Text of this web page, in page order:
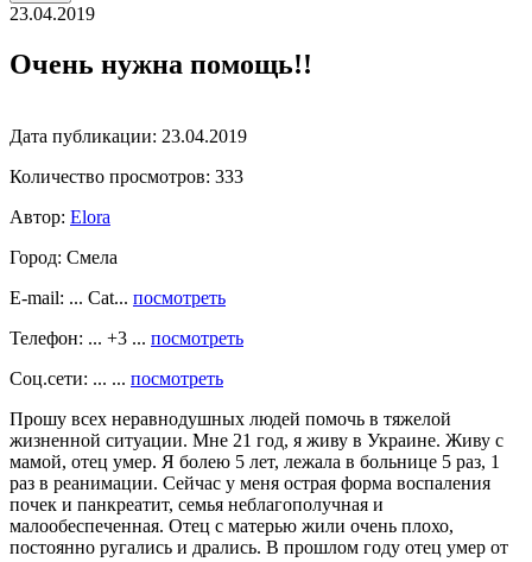
23.04.2019
Очень нужна помощь!!
Дата публикации: 23.04.2019
Количество просмотров: 333
Автор: Elora
Город: Смела
E-mail: ... Cat... посмотреть
Телефон: ... +3 ... посмотреть
Соц.сети: ... ... посмотреть
Прошу всех неравнодушных людей помочь в тяжелой
жизненной ситуации. Мне 21 год, я живу в Украине. Живу с
мамой, отец умер. Я болею 5 лет, лежала в больнице 5 раз, 1
раз в реанимации. Сейчас у меня острая форма воспаления
почек и панкреатит, семья неблагополучная и
малообеспеченная. Отец с матерью жили очень плохо,
постоянно ругались и дрались. В прошлом году отец умер от